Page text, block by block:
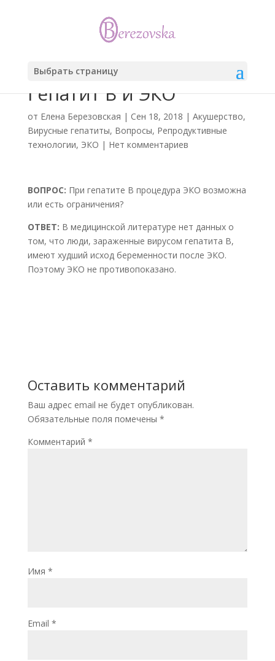
Выбрать страницу
Гепатит В и ЭКО
от Елена Березовская | Сен 18, 2018 | Акушерство,
Вирусные гепатиты, Вопросы, Репродуктивные
технологии, ЭКО | Нет комментариев
ВОПРОС: При гепатите В процедура ЭКО возможна
или есть ограничения?
ОТВЕТ: В медицинской литературе нет данных о
том, что люди, зараженные вирусом гепатита В,
имеют худший исход беременности после ЭКО.
Поэтому ЭКО не противопоказано.
Оставить комментарий
Ваш адрес email не будет опубликован.
Обязательные поля помечены *
Комментарий *
Имя *
Email *